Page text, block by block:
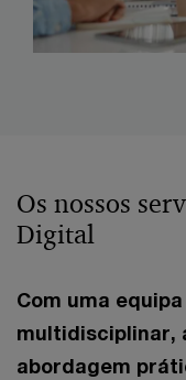
Os nossos
Digital
Com uma
multidisciplinar,
abordagem